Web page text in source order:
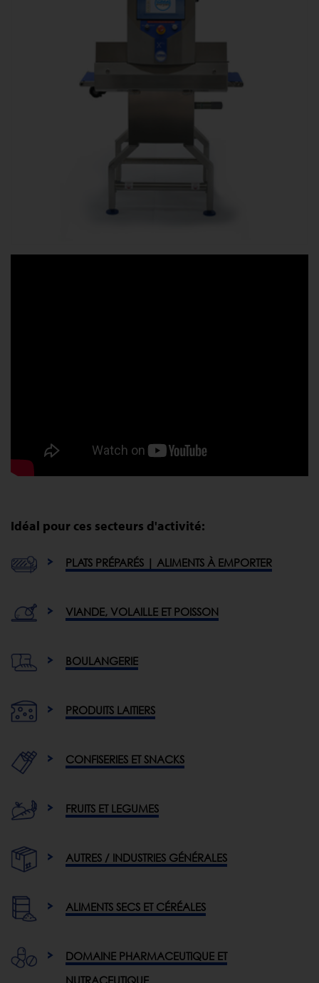
Idéal pour ces secteurs d'activité:
PLATS PRÉPARÉS | ALIMENTS À EMPORTER
VIANDE, VOLAILLE ET POISSON
BOULANGERIE
PRODUITS LAITIERS
CONFISERIES ET SNACKS
FRUITS ET LEGUMES
AUTRES / INDUSTRIES GÉNÉRALES
ALIMENTS SECS ET CÉRÉALES
DOMAINE PHARMACEUTIQUE ET
NUTRACEUTIQUE